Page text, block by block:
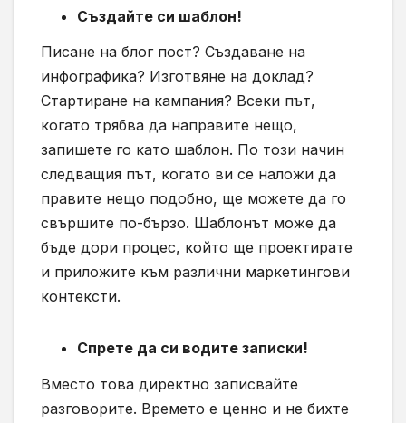
Създайте си шаблон!
Писане на блог пост? Създаване на
инфографика? Изготвяне на доклад?
Стартиране на кампания? Всеки път,
когато трябва да направите нещо,
запишете го като шаблон. По този начин
следващия път, когато ви се наложи да
правите нещо подобно, ще можете да го
свършите по-бързо. Шаблонът може да
бъде дори процес, който ще проектирате
и приложите към различни маркетингови
контексти.
Спрете да си водите записки!
Вместо това директно записвайте
разговорите. Времето е ценно и не бихте